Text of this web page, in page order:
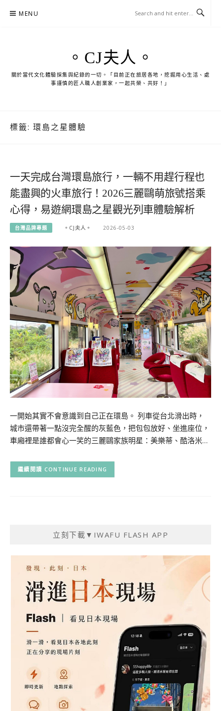
MENU
。CJ夫人。
關於當代文化體驗採集與紀錄的一切。「目前正在旅居各地，挖掘用心生活、處
事謹慎的匠人職人創業家，一起共榮、共好！」
標籤: 環島之星體驗
一天完成台灣環島旅行，一輛不用趕行程也
能盡興的火車旅行！2026三麗鷗萌旅號搭乘
心得，易遊網環島之星觀光列車體驗解析
台灣品牌專題 。CJ夫人。 2026-05-03
一開始其實不會意識到自己正在環島。 列車從台北滑出時，
城市還帶著一點沒完全醒的灰藍色，把包包放好、坐進座位，
車廂裡是誰都會心一笑的三麗鷗家族明星：美樂蒂、酷洛米…
CONTINUE READING
立刻下載▼IWAFU FLASH APP